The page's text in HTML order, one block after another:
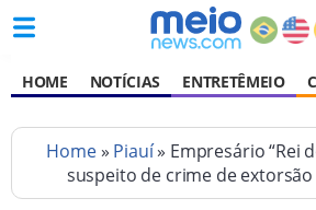
HOME NOTÍCIAS ENTRETÊMEIO
Home» Piauí» Empresário “Rei
suspeito de crime de